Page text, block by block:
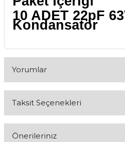
10 ADET 22pF
Kondansatör
Yorumlar
Taksit Seçenekleri
Önerileriniz